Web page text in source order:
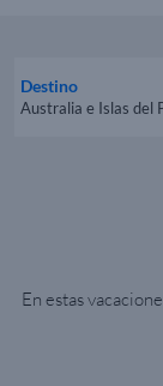
Destino
Australia e Islas del
En estas